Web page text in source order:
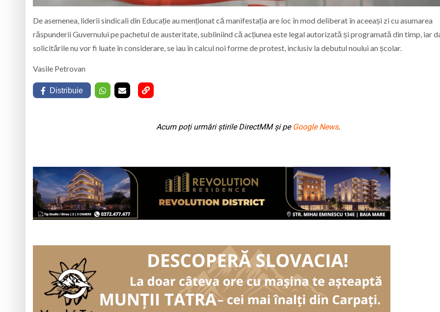
De asemenea, liderii sindicali din Educație au menționat că manifestația are loc în mod deliberat în aceeași zi cu asumarea
răspunderii Guvernului pe pachetul de austeritate, subliniind că acțiunea este legal autorizată și programată din timp, iar
solicitările nu vor fi luate în considerare, se iau în calcul noi forme de protest, inclusiv la debutul noului an școlar.
Vasile Petrovan
Distribuie
Acum poți urmări știrile DirectMM și pe Google News.